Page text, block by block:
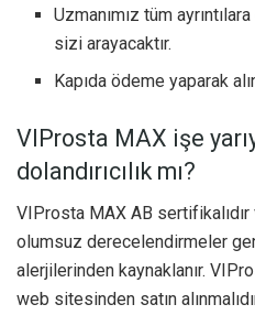
Uzmanımız tüm
sizi arayacaktır.
Kapıda ödeme yaparak
VIProsta MAX işe
dolandırıcılık mı?
VIProsta MAX AB
olumsuz derecelendirmeler
alerjilerinden kaynaklanır.
web sitesinden satın